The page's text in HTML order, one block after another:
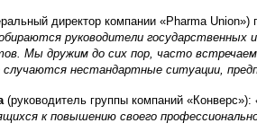
директор компании «Pharma
руководители
Мы дружим до сих пор, часто
случаются нестандартные ситуации,
(руководитель группы компаний «Конверс»):
к повышению своего